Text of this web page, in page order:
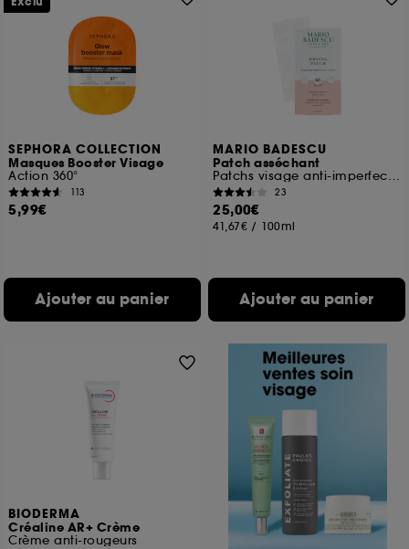
SEPHORA COLLECTION
Masques Booster Visage
Action 360°
113
5,99€
Ajouter au panier
MARIO BADESCU
Patch asséchant
Patchs visage anti-imperfections
23
25,00€
41,67€ / 100ml
Ajouter au panier
BIODERMA
Créaline AR+ Crème
Crème anti-rougeurs